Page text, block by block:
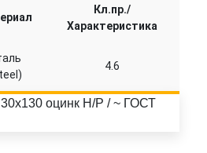
Кл.пр./
Характеристика
4.6